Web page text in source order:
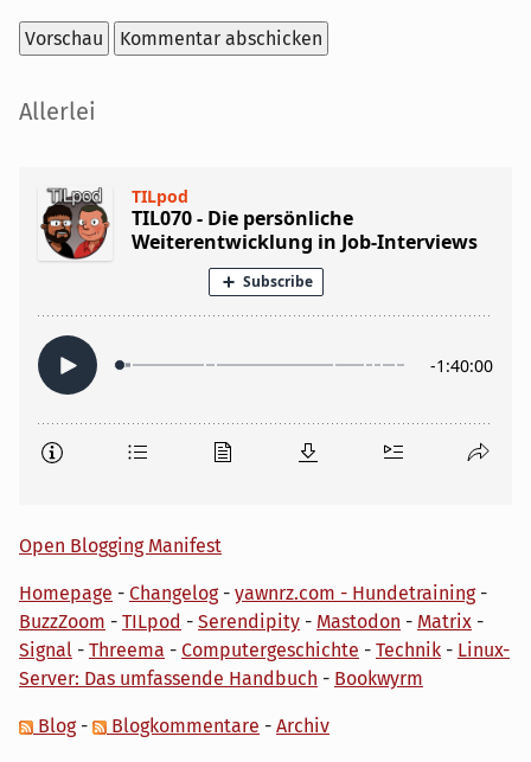
Seitenleiste
Allerlei
Open Blogging Manifest
Homepage - Changelog- yawnrz.com - Hundetraining-
BuzzZoom - TILpod - Serendipity - Mastodon - Matrix -
Signal - Threema - Computergeschichte - Technik - Linux-
Server: Das umfassende Handbuch - Bookwyrm
Blog- Blogkommentare - Archiv